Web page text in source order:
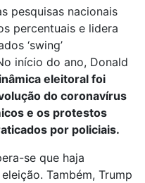
pesquisas nacionais
percentuais e lidera
‘swing’
início do ano, Donald
eleitoral foi
do coronavírus
e os protestos
por policiais.
se que haja
Também, Trump